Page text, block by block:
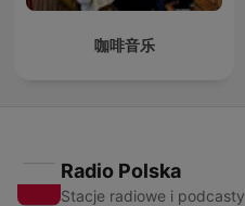
咖啡音乐
Radio Polska
Stacje radiowe i podcasty